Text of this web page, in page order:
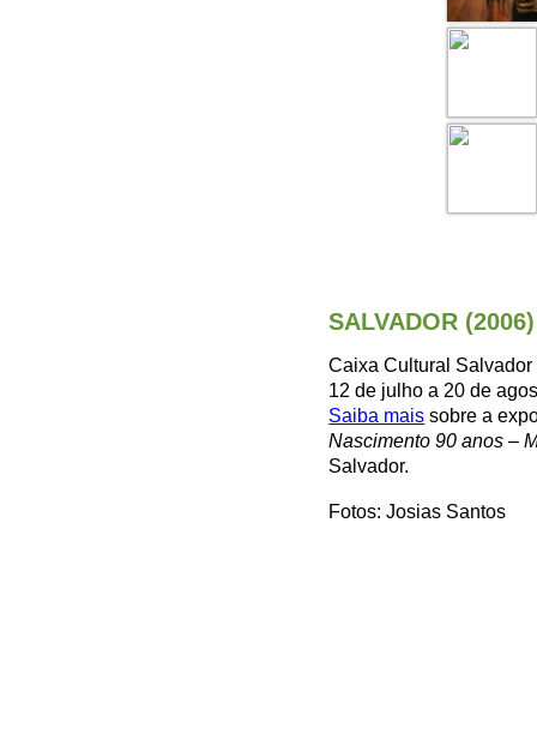
SALVADOR (2006)
Caixa Cultural Salvador
12 de julho a 20 de
Saiba mais sobre a
Nascimento 90 anos –
Salvador.
Fotos: Josias Santos